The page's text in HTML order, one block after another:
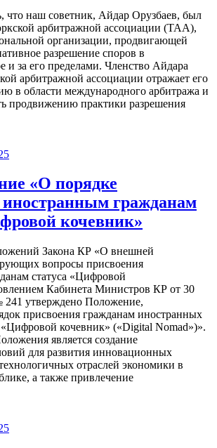
наш советник, Айдар Орузбаев, был
арбитражной ассоциации (TAA),
организации, продвигающей
разрешение споров в
и за его пределами. Членство Айдара
арбитражной ассоциации отражает его
в области международного арбитража и
продвижению практики разрешения
«О порядке
иностранным гражданам
кочевник»
Закона КР «О внешней
вопросы присвоения
статуса «Цифровой
Кабинета Министров КР от 30
241 утверждено Положение,
присвоения гражданам иностранных
«Цифровой кочевник» («Digital Nomad»)».
является создание
для развития инновационных
отраслей экономики в
а также привлечение